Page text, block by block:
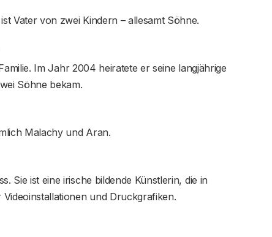
Vater von zwei Kindern – allesamt Söhne.
Im Jahr 2004 heiratete er seine langjährige
Söhne bekam.
Malachy und Aran.
Sie ist eine irische bildende Künstlerin, die in
und Druckgrafiken.